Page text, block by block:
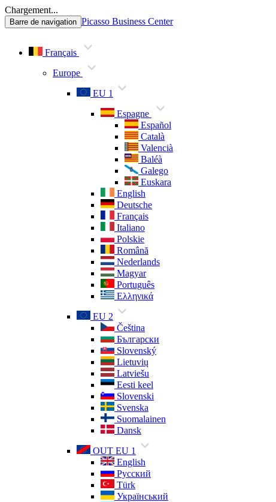
Chargement...
Barre de navigation Picasso Business Center
Français
Europe
EU 1
Espagne
Español
Català
Valencià
Baléà
Galego
Euskara
English
Deutsche
Français
Italiano
Polskie
Română
Nederlands
Magyar
Português
Ελληνικά
EU 2
Čeština
Български
Slovenský
Lietuvių
Latviešu
Eesti keel
Slovenski
Svenska
Suomalainen
Dansk
OUT EU 1
English
Русский
Türk
Український